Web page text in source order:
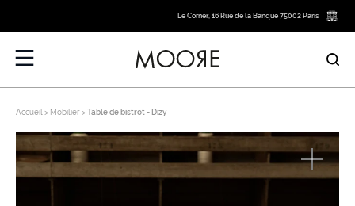
Le Corner, 16 Rue de la Banque 75002 Paris
Accueil Mobilier Table de bistrot - Dizy